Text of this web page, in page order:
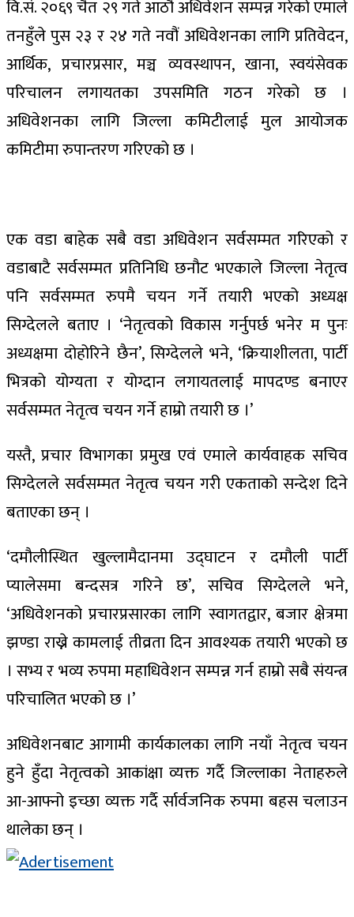
वि.सं. २०६९ चैत २९ गते आठौ अधिवेशन सम्पन्न गरेको एमाले
तनहुँले पुस २३ र २४ गते नवौं अधिवेशनका लागि प्रतिवेदन,
आर्थिक, प्रचारप्रसार, मञ्च व्यवस्थापन, खाना, स्वयंसेवक
परिचालन लगायतका उपसमिति गठन गरेको छ ।
अधिवेशनका लागि जिल्ला कमिटीलाई मुल आयोजक
कमिटीमा रुपान्तरण गरिएको छ ।
एक वडा बाहेक सबै वडा अधिवेशन सर्वसम्मत गरिएको र
वडाबाटै सर्वसम्मत प्रतिनिधि छनौट भएकाले जिल्ला नेतृत्व
पनि सर्वसम्मत रुपमै चयन गर्ने तयारी भएको अध्यक्ष
सिग्देलले बताए । ‘नेतृत्वको विकास गर्नुपर्छ भनेर म पुनः
अध्यक्षमा दोहोरिने छैन’, सिग्देलले भने, ‘क्रियाशीलता, पार्टी
भित्रको योग्यता र योग्दान लगायतलाई मापदण्ड बनाएर
सर्वसम्मत नेतृत्व चयन गर्ने हाम्रो तयारी छ ।’
यस्तै, प्रचार विभागका प्रमुख एवं एमाले कार्यवाहक सचिव
सिग्देलले सर्वसम्मत नेतृत्व चयन गरी एकताको सन्देश दिने
बताएका छन् ।
‘दमौलीस्थित खुल्लामैदानमा उद्घाटन र दमौली पार्टी
प्यालेसमा बन्दसत्र गरिने छ’, सचिव सिग्देलले भने,
‘अधिवेशनको प्रचारप्रसारका लागि स्वागतद्वार, बजार क्षेत्रमा
झण्डा राख्ने कामलाई तीव्रता दिन आवश्यक तयारी भएको छ
। सभ्य र भव्य रुपमा महाधिवेशन सम्पन्न गर्न हाम्रो सबै संयन्त्र
परिचालित भएको छ ।’
अधिवेशनबाट आगामी कार्यकालका लागि नयाँ नेतृत्व चयन
हुने हुँदा नेतृत्वको आकांक्षा व्यक्त गर्दै जिल्लाका नेताहरुले
आ-आफ्नो इच्छा व्यक्त गर्दै र्सार्वजनिक रुपमा बहस चलाउन
थालेका छन् ।